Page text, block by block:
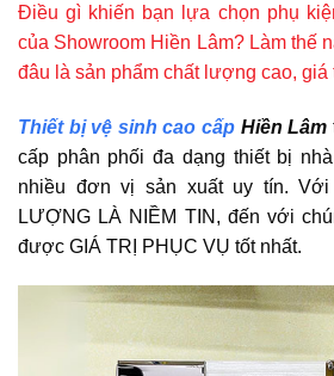
Điều gì khiến bạn lựa chọn phụ
của Showroom Hiền Lâm? Làm thế
đâu là sản phẩm chất lượng cao, giá
Thiết bị vệ sinh cao cấp Hiền Lâm
cấp phân phối đa dạng thiết bị
nhiều đơn vị sản xuất uy tín.
LƯỢNG LÀ NIỀM TIN, đến với
được GIÁ TRỊ PHỤC VỤ tốt nhất.